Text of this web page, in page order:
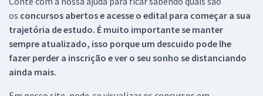
os concursos abertos e acesse o edital para começar a sua
trajetória de estudo. É muito importante se manter
sempre atualizado, isso porque um descuido pode lhe
fazer perder a inscrição e ver o seu sonho se distanciando
ainda mais.